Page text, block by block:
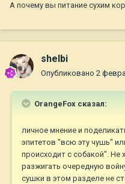
А почему вы питание сухим
shelbi
Опубликовано 2
OrangeFox сказал:
личное мнение и
эпитетов "всю эту чушь"
происходит с собакой". Не
разжигать очередную
сушки в этом разделе не